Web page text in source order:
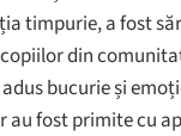
timpurie, a fost
din
bucurie și
fost primite cu